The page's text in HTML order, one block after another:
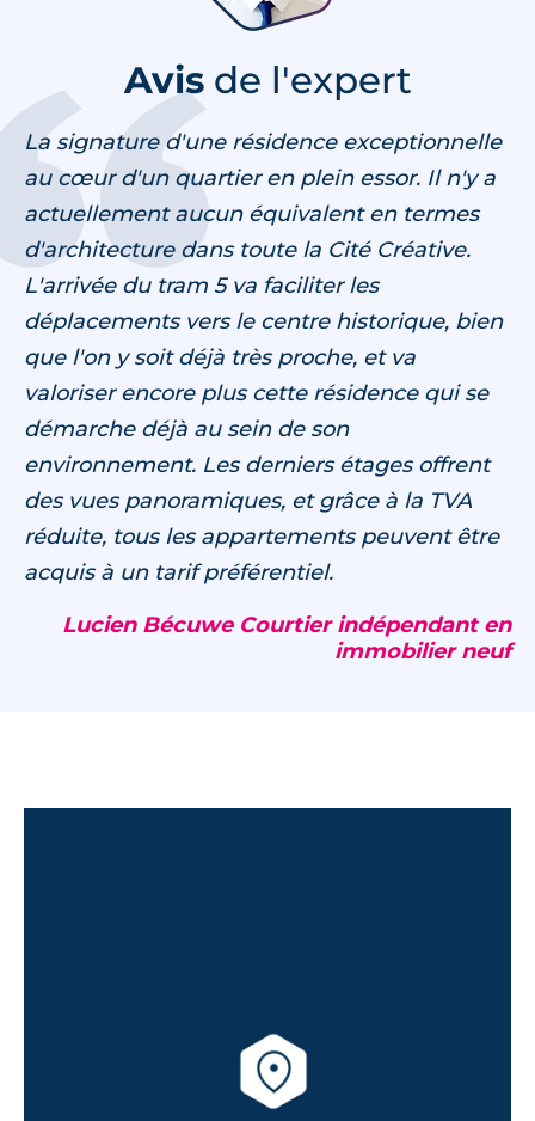
Avisde l'expert
La signature d'une résidence exceptionnelle
au cœur d'un quartier en plein essor. Il n'y a
actuellement aucun équivalent en termes
d'architecture dans toute la Cité Créative.
L'arrivée du tram 5 va faciliter les
déplacements vers le centre historique, bien
que l'on y soit déjà très proche, et va
valoriser encore plus cette résidence qui se
démarche déjà au sein de son
environnement. Les derniers étages offrent
des vues panoramiques, et grâce à la TVA
réduite, tous les appartements peuvent être
acquis à un tarif préférentiel.
Lucien Bécuwe Courtier indépendant en
immobilier neuf